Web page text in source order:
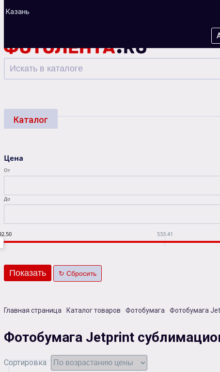
Казань
Каталог
Цена
От
До
533.41
Главная страница Каталог товаров Фотобумага Фотобумага
Фотобумага Jetprint
Сортировка